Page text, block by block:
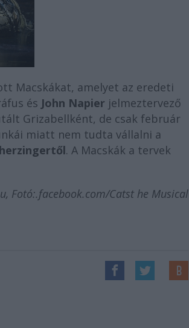
Macskákat, amelyet az eredeti
és John Napier jelmeztervező
Grizabellként, de csak február
miatt nem tudta vállalni a
. A Macskák a tervek
Fotó:.facebook.com/Catst he Musical